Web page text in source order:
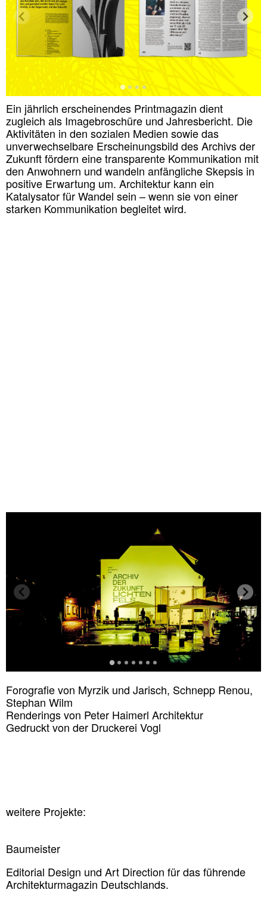
Ein jährlich erscheinendes Printmagazin dient
zugleich als Imagebroschüre und Jahresbericht. Die
Aktivitäten in den sozialen Medien sowie das
unverwechselbare Erscheinungsbild des Archivs der
Zukunft fördern eine transparente Kommunikation mit
den Anwohnern und wandeln anfängliche Skepsis in
positive Erwartung um. Architektur kann ein
Katalysator für Wandel sein – wenn sie von einer
starken Kommunikation begleitet wird.
Forografie von Myrzik und Jarisch, Schnepp Renou,
Stephan Wilm
Renderings von Peter Haimerl Architektur
Gedruckt von der Druckerei Vogl
weitere Projekte:
Baumeister
Editorial Design und Art Direction für das führende
Architekturmagazin Deutschlands.